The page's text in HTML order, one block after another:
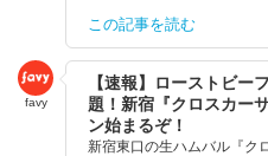
この記事を読む
favy
【速報】ローストビー
題！新宿『クロスカー
ン始まるぞ！
新宿東口の生ハムバル『ク